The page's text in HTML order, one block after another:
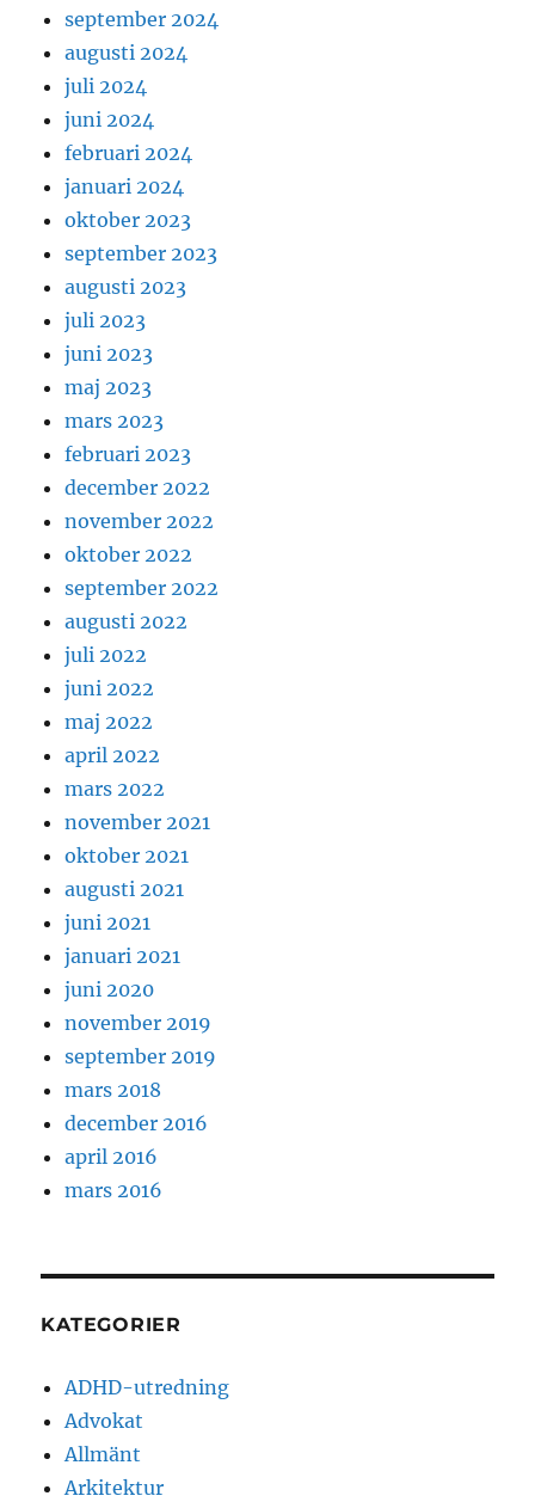
september 2024
augusti 2024
juli 2024
juni 2024
februari 2024
januari 2024
oktober 2023
september 2023
augusti 2023
juli 2023
juni 2023
maj 2023
mars 2023
februari 2023
december 2022
november 2022
oktober 2022
september 2022
augusti 2022
juli 2022
juni 2022
maj 2022
april 2022
mars 2022
november 2021
oktober 2021
augusti 2021
juni 2021
januari 2021
juni 2020
november 2019
september 2019
mars 2018
december 2016
april 2016
mars 2016
KATEGORIER
ADHD-utredning
Advokat
Allmänt
Arkitektur